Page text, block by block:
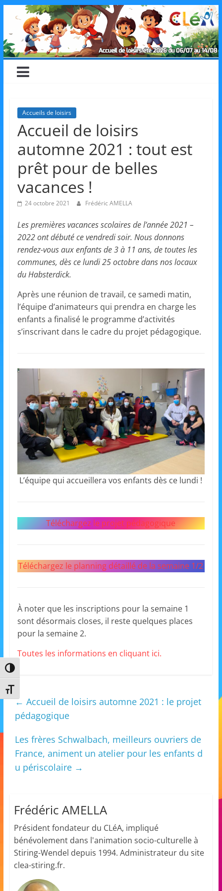
Passer en contraste élevé
Changer la taille de la police
content
CLéA
–
les
Loisirs,
l'éducation
et
l'Animation
–
Stiring-
L
i
s
i
r
s
é
c
i
e
t
n
t
n
i
r
d
Accueils de loisirs
Accueil de loisirs
automne 2021 : tout est
prêt pour de belles
vacances !
24 octobre 2021 Frédéric AMELLA
Les premières vacances scolaires de l’année 2021 –
2022 ont débuté ce vendredi soir. Nous donnons
rendez-vous aux enfants de 3 à 11 ans, de toutes les
communes, dès ce lundi 25 octobre dans nos locaux
du Habsterdick.
Après une réunion de travail, ce samedi matin,
l’équipe d’animateurs qui prendra en charge les
enfants a finalisé le programme d’activités
s’inscrivant dans le cadre du projet pédagogique.
L’équipe qui accueillera vos enfants dès ce lundi !
Téléchargez le projet pédagogique
Téléchargez le planning détaillé de la semaine 1/2
À noter que les inscriptions pour la semaine 1
sont désormais closes, il reste quelques places
pour la semaine 2.
Toutes les informations en cliquant ici.
← Accueil de loisirs automne 2021 : le projet
pédagogique
Les frères Schwalbach, meilleurs ouvriers de
France, animent un atelier pour les enfants d
u périscolaire →
Frédéric AMELLA
Président fondateur du CLéA, impliqué
bénévolement dans l'animation socio-culturelle à
Stiring-Wendel depuis 1994. Administrateur du site
clea-stiring.fr.